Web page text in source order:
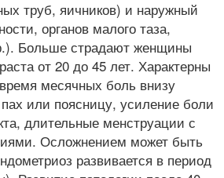
труб, яичников) и наружный
органов малого таза,
Больше страдают женщины
от 20 до 45 лет. Характерны
месячных боль внизу
или поясницу, усиление боли
длительные менструации с
Осложнением может быть
развивается в период